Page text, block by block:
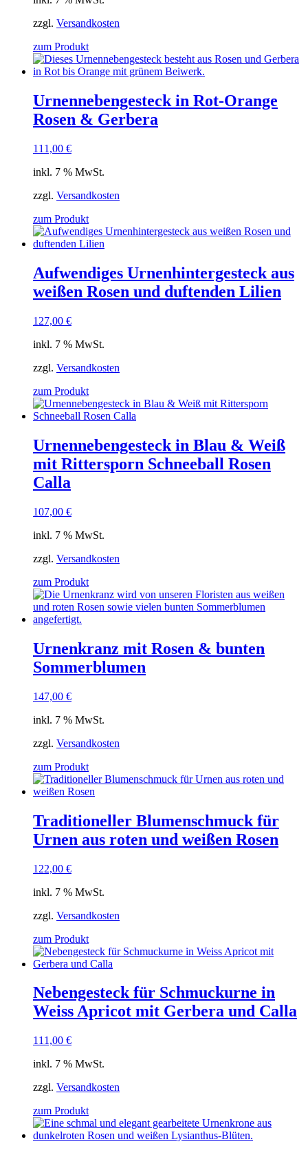
zzgl. Versandkosten
zum Produkt
Urnennebengesteck in Rot-Orange
Rosen & Gerbera
111,00 €
inkl. 7 % MwSt.
zzgl. Versandkosten
zum Produkt
Aufwendiges Urnenhintergesteck aus
weißen Rosen und duftenden Lilien
127,00 €
inkl. 7 % MwSt.
zzgl. Versandkosten
zum Produkt
Urnennebengesteck in Blau & Weiß
mit Rittersporn Schneeball Rosen
Calla
107,00 €
inkl. 7 % MwSt.
zzgl. Versandkosten
zum Produkt
Urnenkranz mit Rosen & bunten
Sommerblumen
147,00 €
inkl. 7 % MwSt.
zzgl. Versandkosten
zum Produkt
Traditioneller Blumenschmuck für
Urnen aus roten und weißen Rosen
122,00 €
inkl. 7 % MwSt.
zzgl. Versandkosten
zum Produkt
Nebengesteck für Schmuckurne in
Weiss Apricot mit Gerbera und Calla
111,00 €
inkl. 7 % MwSt.
zzgl. Versandkosten
zum Produkt